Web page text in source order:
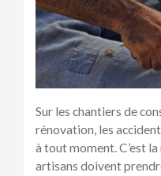
Sur les chantiers de
rénovation, les
à tout moment. C’est
artisans doivent